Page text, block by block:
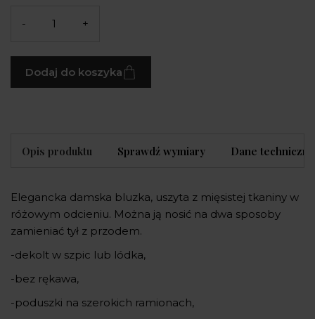
- +
Dodaj do koszyka
Opis produktu Sprawdź wymiary Dane techniczne
Elegancka damska bluzka, uszyta z mięsistej tkaniny w
różowym odcieniu. Można ją nosić na dwa sposoby
zamieniać tył z przodem.
-dekolt w szpic lub lódka,
-bez rękawa,
-poduszki na szerokich ramionach,